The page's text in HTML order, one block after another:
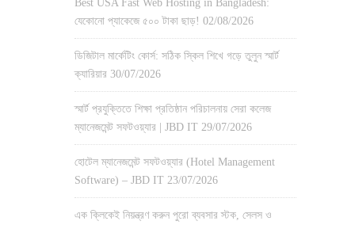
Best USA Fast Web Hosting in Bangladesh:
যেকোনো প্যাকেজে ৫০০ টাকা ছাড়! 02/08/2026
ডিজিটাল মার্কেটিং কোর্স: সঠিক স্কিল শিখে গড়ে তুলুন স্মার্ট
ক্যারিয়ার 30/07/2026
স্মার্ট প্রযুক্তিতে শিক্ষা প্রতিষ্ঠান পরিচালনায় সেরা কলেজ
ম্যানেজমেন্ট সফটওয়্যার | JBD IT 29/07/2026
হোটেল ম্যানেজমেন্ট সফটওয়্যার (Hotel Management
Software) – JBD IT 23/07/2026
এক ক্লিকেই নিয়ন্ত্রণ করুন পুরো ব্যবসার স্টক, সেলস ও